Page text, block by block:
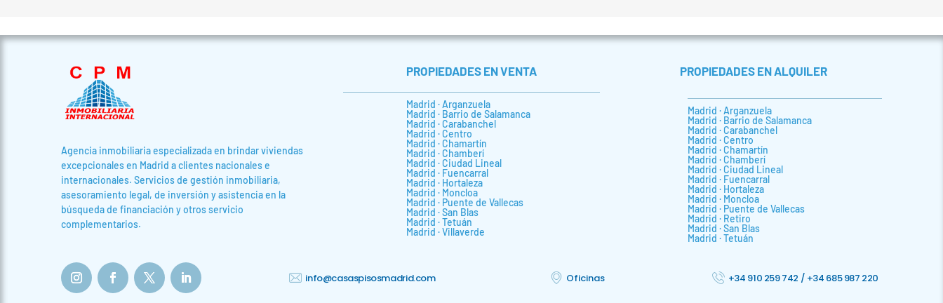
Agencia inmobiliaria especializada en brindar viviendas
excepcionales en Madrid a clientes nacionales e
internacionales. Servicios de gestión inmobiliaria,
asesoramiento legal, de inversión y asistencia en la
búsqueda de financiación y otros servicio
complementarios.
PROPIEDADES EN VENTA
Madrid · Arganzuela
Madrid · Barrio de Salamanca
Madrid · Carabanchel
Madrid · Centro
Madrid · Chamartín
Madrid · Chamberí
Madrid · Ciudad Lineal
Madrid · Fuencarral
Madrid · Hortaleza
Madrid · Moncloa
Madrid · Puente de Vallecas
Madrid · San Blas
Madrid · Tetuán
Madrid · Villaverde
PROPIEDADES EN ALQUILER
Madrid · Arganzuela
Madrid · Barrio de Salamanca
Madrid · Carabanchel
Madrid · Centro
Madrid · Chamartín
Madrid · Chamberí
Madrid · Ciudad Lineal
Madrid · Fuencarral
Madrid · Hortaleza
Madrid · Moncloa
Madrid · Puente de Vallecas
Madrid · Retiro
Madrid · San Blas
Madrid · Tetuán
info@casaspisosmadrid.com Oficinas +34 910 259 742 / +34 685 987 220